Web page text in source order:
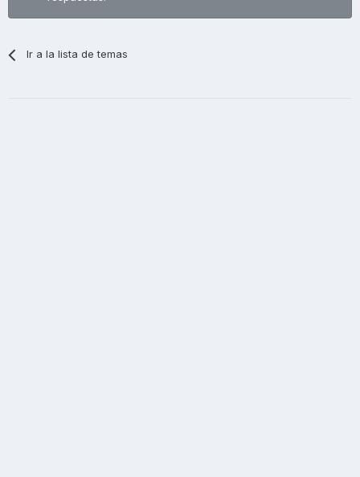
Ir a la lista de temas